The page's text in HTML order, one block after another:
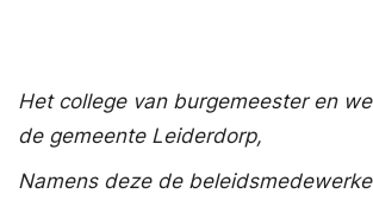
Het college van burgemeester en
de gemeente Leiderdorp,
Namens deze de